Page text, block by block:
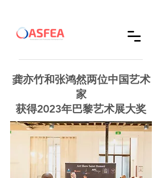
龚亦竹和张鸿然两位中国艺术
家
获得2023年巴黎艺术展大奖